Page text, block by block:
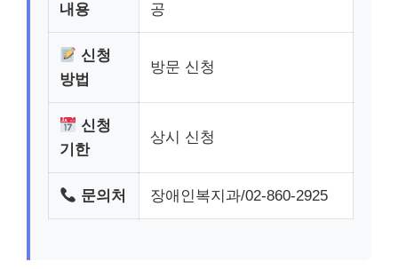
내용
공
신청
방법
방문 신청
신청
기한
상시 신청
문의처 장애인복지과/02-860-2925